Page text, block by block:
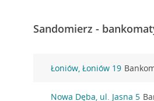
Sandomierz -
Łoniów, Łoniów 19
Nowa Dęba, ul. Jasna 5